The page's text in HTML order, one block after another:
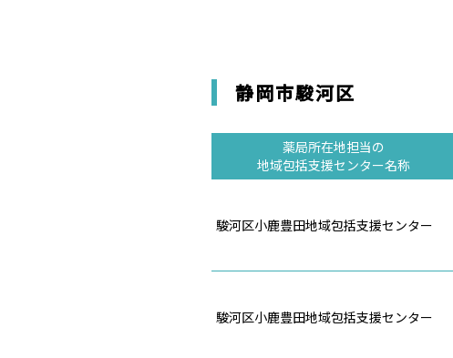
静岡市駿河区
薬局所在地担当の
地域包括支援センター名称
駿河区小鹿豊田地域包括支援センター
駿河区小鹿豊田地域包括支援センター